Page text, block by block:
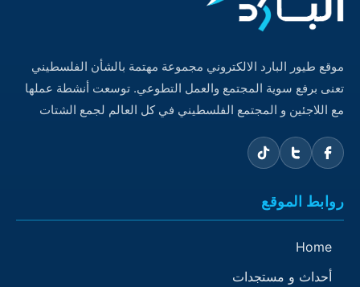
موقع طيور البارد الالكتروني مجموعة مهتمة بالشأن الفلسطيني
تعنى برفع سوية المجتمع والعمل التطوعي. توسعت أنشطة عملها
مع اللاجئين و المجتمع الفلسطيني في كل العالم لجمع الشتات
روابط الموقع
Home
أحداث و مستجدات